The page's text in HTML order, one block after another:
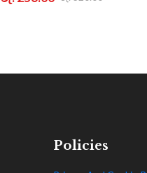
Policies